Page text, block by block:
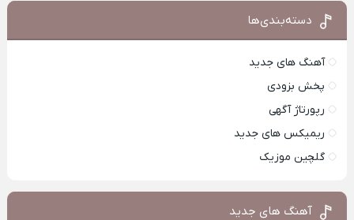
دسته‌بندی‌ها
آهنگ های جدید
پخش بزودی
رپورتاژ آگهی
ریمیکس های جدید
گلچین موزیک
آهنگ های جدید